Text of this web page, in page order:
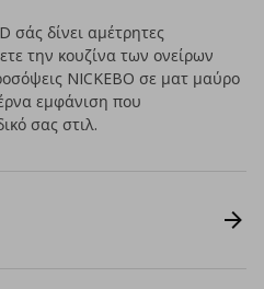
σάς δίνει αμέτρητες
την κουζίνα των ονείρων
NICKEBO σε ματ μαύρο
εμφάνιση που
σας στιλ.